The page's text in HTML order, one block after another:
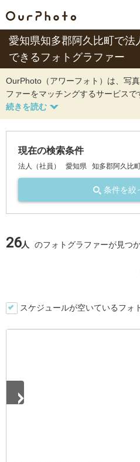
愛知県知多郡阿久比町で法
できるフォトグラファー
OurPhoto（アワーフォト）は、写
ファーをマッチングするサービスで
現在の検索条件
法人（社員） 愛知県 知多郡阿久比
条件を絞
26人 のフォトグラファーが見つ
スケジュールが空いているフォ